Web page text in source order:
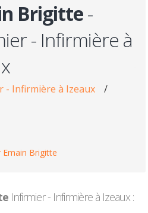
Brigitte-
- Infirmière à
- Infirmière à Izeaux
/
Brigitte
Infirmier - Infirmière à Izeaux :